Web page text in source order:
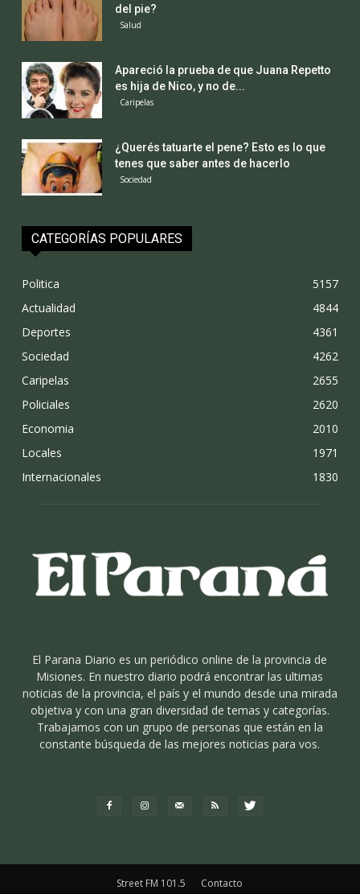
del pie?
Salud
Apareció la prueba de que Juana Repetto
es hija de Nico, y no de...
Caripelas
¿Querés tatuarte el pene? Esto es lo que
tenes que saber antes de hacerlo
Sociedad
CATEGORÍAS POPULARES
Politica
5157
Actualidad
4844
Deportes
4361
Sociedad
4262
Caripelas
2655
Policiales
2620
Economia
2010
Locales
1971
Internacionales
1830
El Parana Diario es un periódico online de la provincia de
Misiones. En nuestro diario podrá encontrar las ultimas
noticias de la provincia, el país y el mundo desde una mirada
objetiva y con una gran diversidad de temas y categorías.
Trabajamos con un grupo de personas que están en la
constante búsqueda de las mejores noticias para vos.
Street FM 101.5 Contacto